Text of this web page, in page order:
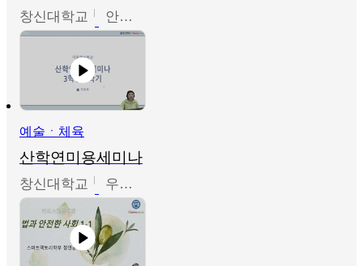
창신대학교 안소영
예술ㆍ체육
산학연미용세미나
창신대학교 우미옥,오윤경,박선이